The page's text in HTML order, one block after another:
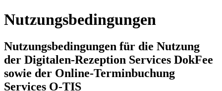
Nutzungsbedingungen
Nutzungsbedingungen für die Nutzung
der Digitalen-Rezeption Services DokFee
sowie der Online-Terminbuchung
Services O-TIS